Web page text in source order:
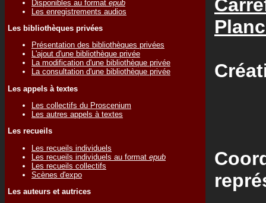
Disponibles au format epub
Les enregistrements audios
Les bibliothèques privées
Présentation des bibliothèques privées
L'ajout d'une bibliothèque privée
La modification d'une bibliothèque privée
La consultation d'une bibliothèque privée
Les appels à textes
Les collectifs du Proscenium
Les autres appels à textes
Les recueils
Les recueils individuels
Les recueils individuels au format epub
Les recueils collectifs
Scènes d'expo
Les auteurs et autrices